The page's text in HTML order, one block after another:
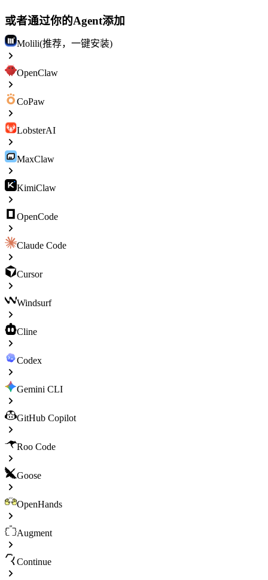
或者通过你的Agent添加
Molili(推荐，一键安装)
OpenClaw
CoPaw
LobsterAI
MaxClaw
KimiClaw
OpenCode
Claude Code
Cursor
Windsurf
Cline
Codex
Gemini CLI
GitHub Copilot
Roo Code
Goose
OpenHands
Augment
Continue